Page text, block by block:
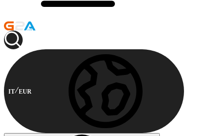
IT EUR